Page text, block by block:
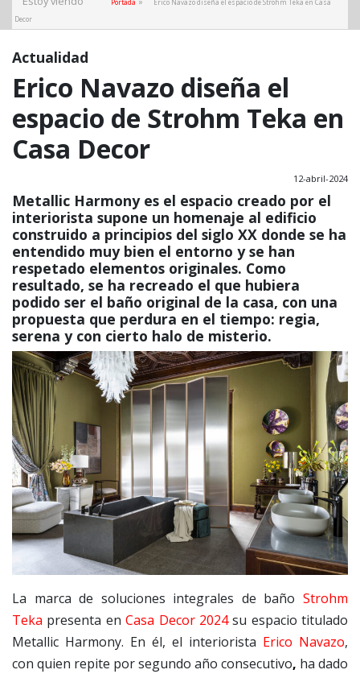
Decor
Actualidad
Erico Navazo diseña el
espacio de Strohm Teka en
Casa Decor
12-abril-2024
Metallic Harmony es el espacio creado por el
interiorista supone un homenaje al edificio
construido a principios del siglo XX donde se ha
entendido muy bien el entorno y se han
respetado elementos originales. Como
resultado, se ha recreado el que hubiera
podido ser el baño original de la casa, con una
propuesta que perdura en el tiempo: regia,
serena y con cierto halo de misterio.
La marca de soluciones integrales de baño Strohm
Teka presenta enCasa Decor 2024su espacio titulado
Metallic Harmony. En él, el interiorista Erico Navazo,
con quien repite por segundo año consecutivo, ha dado